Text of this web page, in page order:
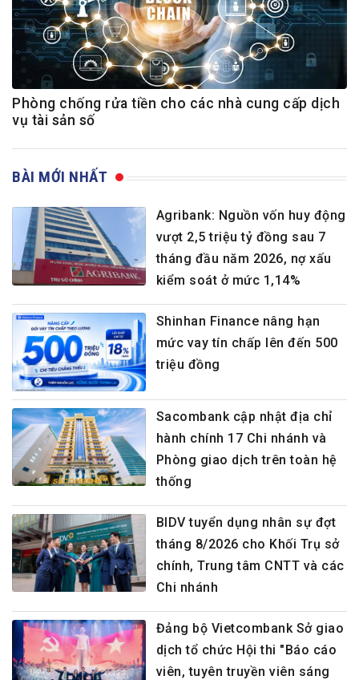
Phòng chống rửa tiền cho các nhà cung cấp dịch
vụ tài sản số
BÀI MỚI NHẤT
Agribank: Nguồn vốn huy động
vượt 2,5 triệu tỷ đồng sau 7
tháng đầu năm 2026, nợ xấu
kiểm soát ở mức 1,14%
Shinhan Finance nâng hạn
mức vay tín chấp lên đến 500
triệu đồng
Sacombank cập nhật địa chỉ
hành chính 17 Chi nhánh và
Phòng giao dịch trên toàn hệ
thống
BIDV tuyển dụng nhân sự đợt
tháng 8/2026 cho Khối Trụ sở
chính, Trung tâm CNTT và các
Chi nhánh
Đảng bộ Vietcombank Sở giao
dịch tổ chức Hội thi "Báo cáo
viên, tuyên truyền viên sáng